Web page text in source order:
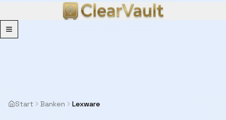
Menu
Start Banken Lexware